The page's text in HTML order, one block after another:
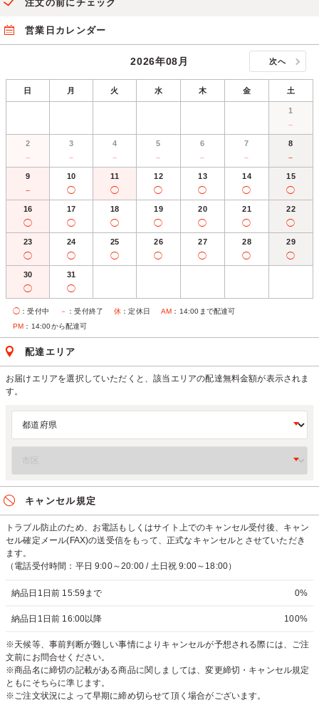
注文の前にチェック
営業日カレンダー
2026年08月 次へ
日 月 火 水 木 金 土
1
－
2
－
3
－
4
－
5
－
6
－
7
－
8
－
9
－
10
◯
11
◯
12
◯
13
◯
14
◯
15
◯
16
◯
17
◯
18
◯
19
◯
20
◯
21
◯
22
◯
23
◯
24
◯
25
◯
26
◯
27
◯
28
◯
29
◯
30
◯
31
◯
◯ ：受付中 － ：受付終了 休 ：定休日 AM ：14:00まで配達可
PM ：14:00から配達可
配達エリア
お届けエリアを選択していただくと、該当エリアの配達無料金額が表示されま
す。
キャンセル規定
トラブル防止のため、お電話もしくはサイト上でのキャンセル受付後、キャン
セル確定メール(FAX)の送受信をもって、正式なキャンセルとさせていただき
ます。
（電話受付時間：平日 9:00～20:00 / 土日祝 9:00～18:00）
納品日1日前 15:59まで 0%
納品日1日前 16:00以降 100%
※天候等、事前判断が難しい事情によりキャンセルが予想される際には、ご注
文前にお問合せください。
※商品名に締切の記載がある商品に関しましては、変更締切・キャンセル規定
ともにそちらに準じます。
※ご注文状況によって早期に締め切らせて頂く場合がございます。